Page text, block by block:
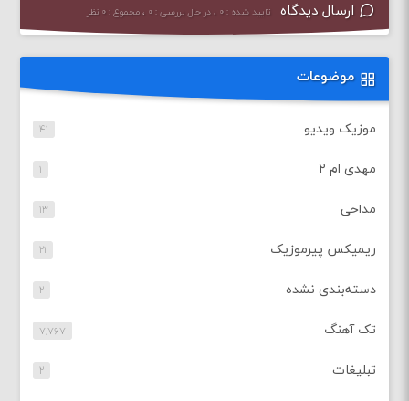
ارسال دیدگاه تایید شده : ۰ ، در حال بررسی : ۰ ، مجموع : ۰ نظر
موضوعات
موزیک ویدیو ۴۱
مهدی ام ۲ ۱
مداحی ۱۳
ریمیکس پیرموزیک ۲۱
دسته‌بندی نشده ۲
تک آهنگ ۷,۷۶۷
تبلیغات ۲